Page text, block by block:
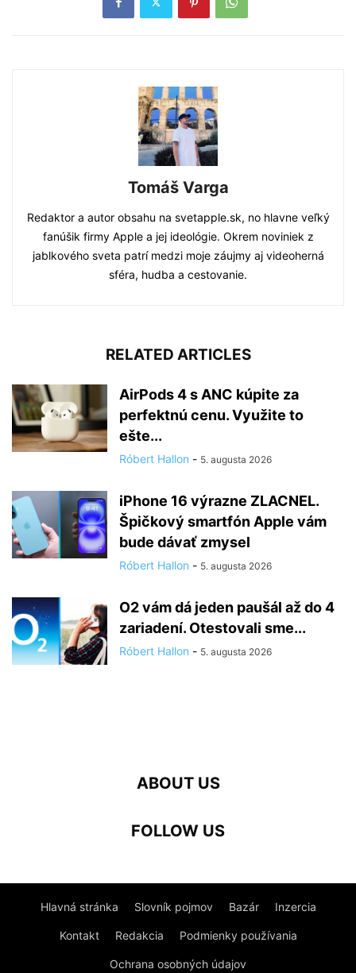
Tomáš Varga
Redaktor a autor obsahu na svetapple.sk, no hlavne veľký
fanúšik firmy Apple a jej ideológie. Okrem noviniek z
jablkového sveta patrí medzi moje záujmy aj videoherná
sféra, hudba a cestovanie.
RELATED ARTICLES
AirPods 4 s ANC kúpite za
perfektnú cenu. Využite to
ešte...
Róbert Hallon - 5. augusta 2026
iPhone 16 výrazne ZLACNEL.
Špičkový smartfón Apple vám
bude dávať zmysel
Róbert Hallon - 5. augusta 2026
O2 vám dá jeden paušál až do 4
zariadení. Otestovali sme...
Róbert Hallon - 5. augusta 2026
ABOUT US
FOLLOW US
Hlavná stránka Slovník pojmov Bazár Inzercia
Kontakt Redakcia Podmienky používania
Ochrana osobných údajov